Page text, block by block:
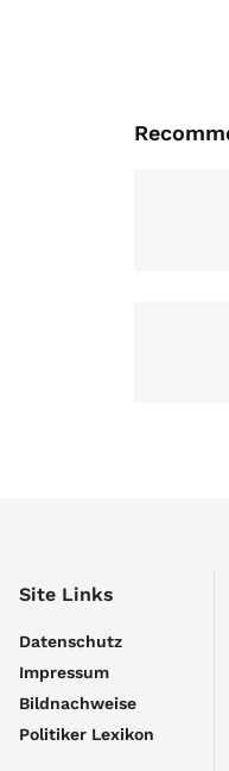
Site Links
Datenschutz
Impressum
Bildnachweise
Politiker Lexikon